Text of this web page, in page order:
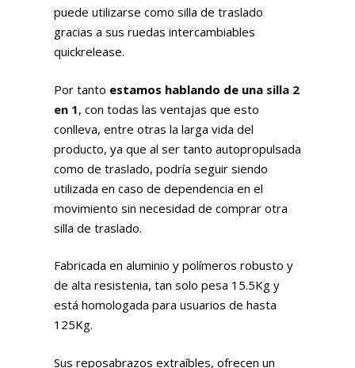
puede utilizarse como silla de traslado
gracias a sus ruedas intercambiables
quickrelease.
Por tanto estamos hablando de unasilla 2
en 1, con todas las ventajas que esto
conlleva, entre otras la larga vida del
producto, ya que al ser tanto autopropulsada
como de traslado, podría seguir siendo
utilizada en caso de dependencia en el
movimiento sin necesidad de comprar otra
silla de traslado.
Fabricada en aluminio y polímeros robusto y
de alta resistenia, tan solo pesa 15.5Kg y
está homologada para usuarios de hasta
125Kg.
Sus reposabrazos extraíbles, ofrecen un